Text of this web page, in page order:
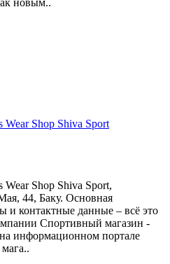
Shop Shiva Sport
Shop Shiva Sport,
44, Баку. Основная
и контактные данные – всё это
Спортивный магазин -
информационном портале